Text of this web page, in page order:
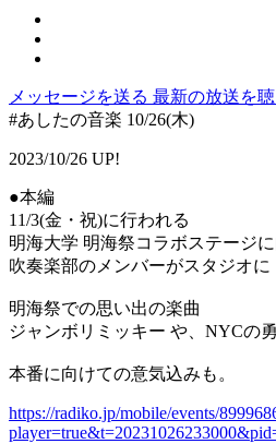
メッセージを送る 最新の放送を聴
#あしたの音楽 10/26(木)
2023/10/26 UP!
●本編
11/3(金・祝)に行われる
明海大学 明海祭コラボステージ
吹奏楽部のメンバーがスタジオに
明海祭での思い出の楽曲
ジャンボリミッキー や、NYCの
本番に向けての意気込みも。
https://radiko.jp/mobile/events/